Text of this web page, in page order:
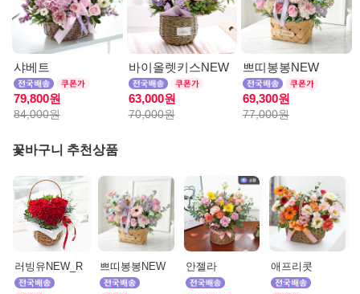
샤베트
79,800원
84,000원
바이올렛키스NEW
63,000원
70,000원
쁘띠봉봉NEW
69,300원
77,000원
꽃바구니 추천상품
러빙유NEW_R 쁘띠봉봉NEW 안젤라 애프리콧